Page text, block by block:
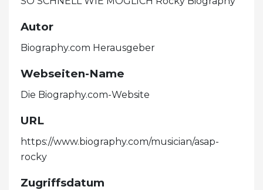
Autor
Biography.com Herausgeber
Webseiten-Name
Die Biography.com-Website
URL
https://www.biography.com/musician/asap-
rocky
Zugriffsdatum